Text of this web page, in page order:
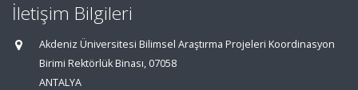
İletişim Bilgileri
Akdeniz Üniversitesi Bilimsel Araştırma Projeleri Koordinasyon
Birimi Rektörlük Binası, 07058
ANTALYA